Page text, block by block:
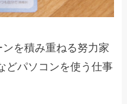
を積み重ねる努力家
どパソコンを使う仕事